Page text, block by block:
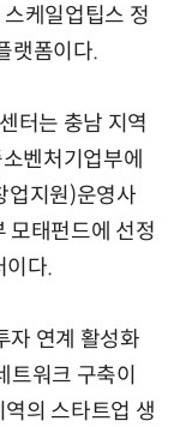
케일업팁스 정
랫폼이다.
터는 충남 지역
벤처기업부에
업지원)운영사
모태펀드에 선정
이다.
자 연계 활성화
트워크 구축이
의 스타트업 생